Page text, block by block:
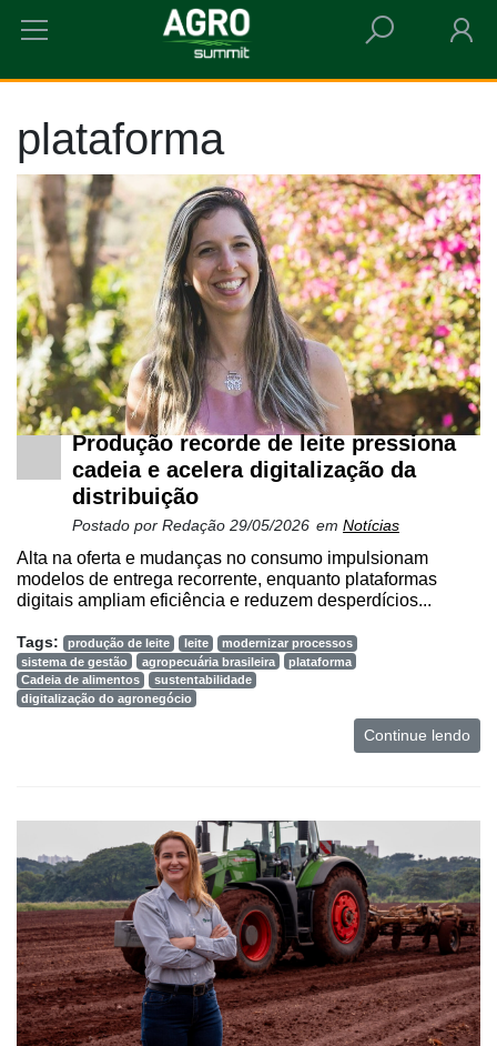
HOME PLATAFORMA
plataforma
Produção recorde de leite pressiona
cadeia e acelera digitalização da
distribuição
Postado por Redação 29/05/2026 em Notícias
Alta na oferta e mudanças no consumo impulsionam
modelos de entrega recorrente, enquanto plataformas
digitais ampliam eficiência e reduzem desperdícios...
Tags: produção de leite leite
modernizar processos
sistema de gestão
agropecuária brasileira
plataforma
Cadeia de alimentos
sustentabilidade
digitalização do agronegócio
Continue lendo